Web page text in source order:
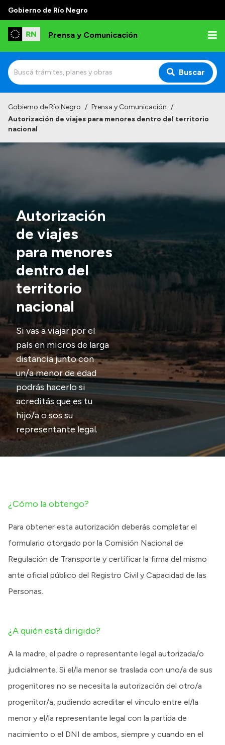
Gobierno de Río Negro
Prensa y Comunicación
Buscar
Institucional
Transparencia
Presupuesto
Boletín Oficial
Compras y licitaciones
Consulta de expedientes
Consulta de pago a proveedores
Convocatorias
Intranet
Login
Gobierno de Río Negro / Prensa y Comunicación /
Autorización de viajes para menores dentro del territorio
nacional
Autorización
de viajes
para menores
dentro del
territorio
nacional
Si vas a viajar por el
país en micros de larga
distancia junto con
un/a menor de edad
podrás hacerlo si
acreditás que es tu
hijo/a o sos su
representante legal.
¿Cómo la obtengo?
Para obtener esta autorización deberás completar el
formulario otorgado por la Comisión Nacional de
Regulación de Transporte y certificar la firma del mismo
ante oficial público del Registro Civil y Capacidad de las
Personas.
¿A quién está dirigido?
A la madre, el padre o representante legal autorizada/o
judicialmente. Si el/la menor se traslada con uno/a de sus
progenitores no se necesita la autorización del otro/a
progenitor/a, pudiendo acreditar el vínculo entre el/la
menor y el/la representante legal con la partida de
nacimiento o el DNI de ambos, siempre y cuando en el